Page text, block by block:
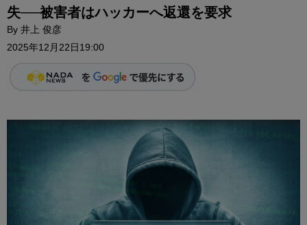
失──被害者はハッカーへ返還を要求
By 井上 俊彦
2025年12月22日19:00